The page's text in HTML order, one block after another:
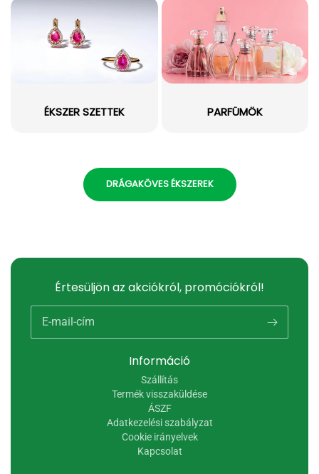
ÉKSZER SZETTEK PARFÜMÖK
DRÁGAKÖVES ÉKSZEREK
Információ
Szállítás
Termék visszaküldése
ÁSZF
Adatkezelési szabályzat
Cookie irányelvek
Kapcsolat
Értesüljön az akciókról, promóciókról!
E-mail-cím